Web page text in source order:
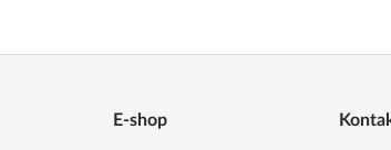
E-shop